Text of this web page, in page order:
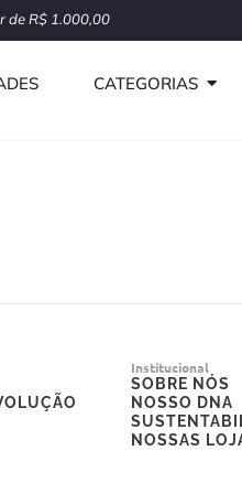
de R$ 1.000,00
CATEGORIAS
Institucional
SOBRE NÓS
NOSSO DNA
NOSSAS